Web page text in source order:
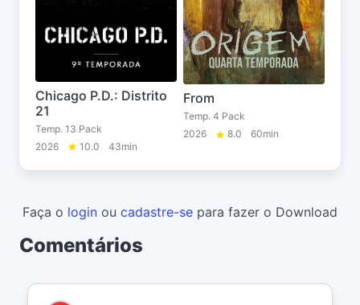
Chicago P.D.: Distrito
21
Temp. 13 Pack
2026
10.0 43min
From
Temp. 4 Pack
2026
8.0 60min
Faça o login ou cadastre-se para fazer o Download
Comentários